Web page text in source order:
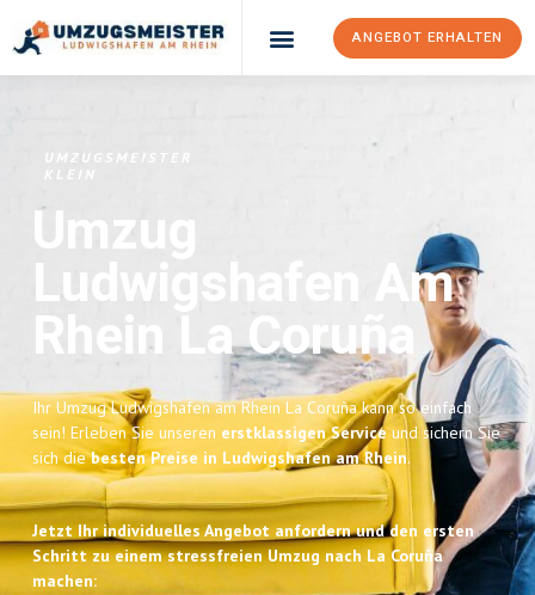
ANGEBOT ERHALTEN
UMZUGSMEISTER
KLEIN
Umzug
Ludwigshafen Am
Rhein La Coruña
Ihr Umzug Ludwigshafen am Rhein La Coruña kann so einfach
sein! Erleben Sie unseren erstklassigen Service und sichern Sie
sich diebesten Preise in Ludwigshafen am Rhein.
Jetzt Ihr individuelles Angebot anfordern und den ersten
Schritt zu einem stressfreien Umzug nach La Coruña
machen: